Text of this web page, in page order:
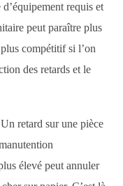
requis et
peut paraître plus
compétitif si l’on
des retards et le
retard sur une pièce
élevé peut annuler